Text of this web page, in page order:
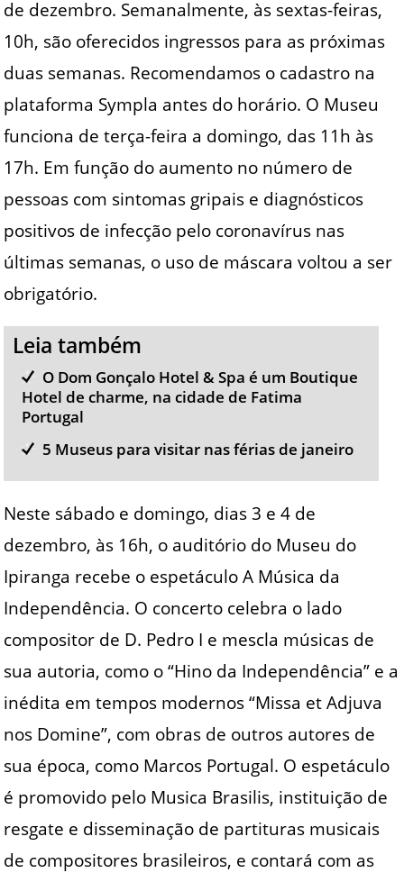
de dezembro. Semanalmente, às sextas-feiras,
10h, são oferecidos ingressos para as próximas
duas semanas. Recomendamos o cadastro na
plataforma Sympla antes do horário. O Museu
funciona de terça-feira a domingo, das 11h às
17h. Em função do aumento no número de
pessoas com sintomas gripais e diagnósticos
positivos de infecção pelo coronavírus nas
últimas semanas, o uso de máscara voltou a ser
obrigatório.
Leia também
O Dom Gonçalo Hotel & Spa é um Boutique
Hotel de charme, na cidade de Fatima
Portugal
5 Museus para visitar nas férias de janeiro
Neste sábado e domingo, dias 3 e 4 de
dezembro, às 16h, o auditório do Museu do
Ipiranga recebe o espetáculo A Música da
Independência. O concerto celebra o lado
compositor de D. Pedro I e mescla músicas de
sua autoria, como o “Hino da Independência” e a
inédita em tempos modernos “Missa et Adjuva
nos Domine”, com obras de outros autores de
sua época, como Marcos Portugal. O espetáculo
é promovido pelo Musica Brasilis, instituição de
resgate e disseminação de partituras musicais
de compositores brasileiros, e contará com as